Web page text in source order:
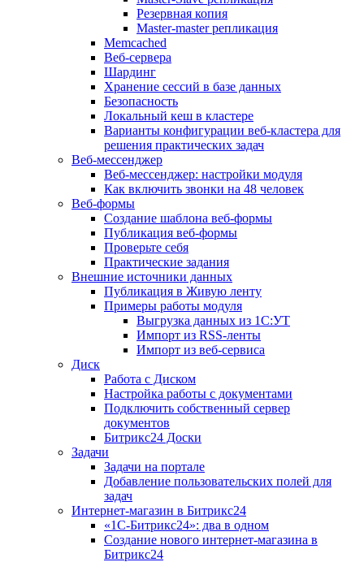
Резервная копия
Master-master репликация
Memcached
Веб-сервера
Шардинг
Хранение сессий в базе данных
Безопасность
Локальный кеш в кластере
Варианты конфигурации веб-кластера для
решения практических задач
Веб-мессенджер
Веб-мессенджер: настройки модуля
Как включить звонки на 48 человек
Веб-формы
Создание шаблона веб-формы
Публикация веб-формы
Проверьте себя
Практические задания
Внешние источники данных
Публикация в Живую ленту
Примеры работы модуля
Выгрузка данных из 1С:УТ
Импорт из RSS-ленты
Импорт из веб-сервиса
Диск
Работа с Диском
Настройка работы с документами
Подключить собственный сервер
документов
Битрикс24 Доски
Задачи
Задачи на портале
Добавление пользовательских полей для
задач
Интернет-магазин в Битрикс24
«1С-Битрикс24»: два в одном
Создание нового интернет-магазина в
Битрикс24